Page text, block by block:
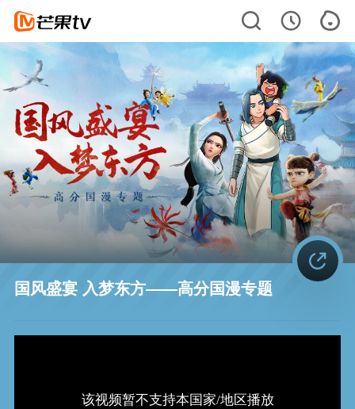
国风盛宴 入梦东方——高分国漫专题
该视频暂不支持本国家/地区播放